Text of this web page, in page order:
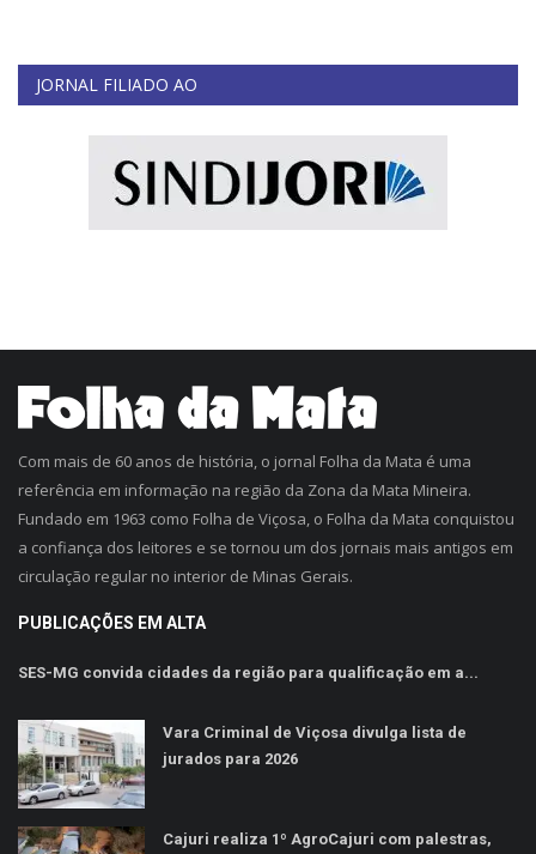
JORNAL FILIADO AO
Com mais de 60 anos de história, o jornal Folha da Mata é uma
referência em informação na região da Zona da Mata Mineira.
Fundado em 1963 como Folha de Viçosa, o Folha da Mata conquistou
a confiança dos leitores e se tornou um dos jornais mais antigos em
circulação regular no interior de Minas Gerais.
PUBLICAÇÕES EM ALTA
SES-MG convida cidades da região para qualificação em a...
Vara Criminal de Viçosa divulga lista de
jurados para 2026
Cajuri realiza 1º AgroCajuri com palestras,